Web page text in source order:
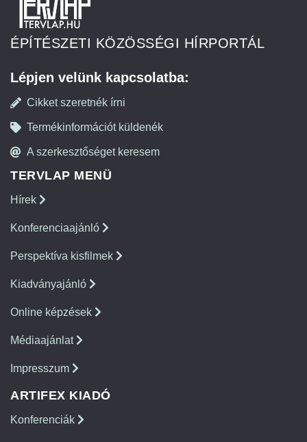
ÉPÍTÉSZETI KÖZÖSSÉGI HÍRPORTÁL
Lépjen velünk kapcsolatba:
Cikket szeretnék írni
Termékinformációt küldenék
A szerkesztőséget keresem
TERVLAP MENÜ
Hírek
Konferenciaajánló
Perspektíva kisfilmek
Kiadványajánló
Online képzések
Médiaajánlat
Impresszum
ARTIFEX KIADÓ
Konferenciák